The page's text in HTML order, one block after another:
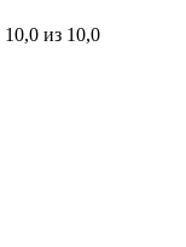
10,0 из 10,0